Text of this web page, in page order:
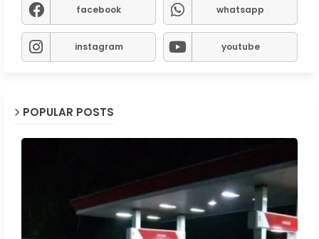
facebook whatsapp
instagram youtube
POPULAR POSTS